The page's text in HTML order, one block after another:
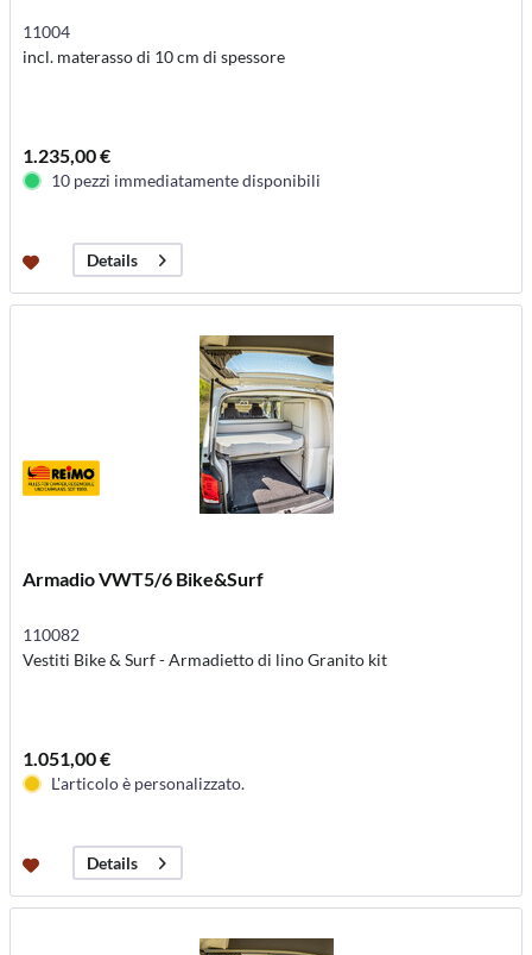
11004
incl. materasso di 10 cm di spessore
1.235,00 €
10 pezzi immediatamente disponibili
Details
Armadio VWT5/6 Bike&Surf
110082
Vestiti Bike & Surf - Armadietto di lino Granito kit
1.051,00 €
L'articolo è personalizzato.
Details